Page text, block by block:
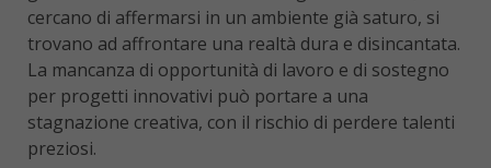
cercano di affermarsi in un ambiente già saturo, si
trovano ad affrontare una realtà dura e disincantata.
La mancanza di opportunità di lavoro e di sostegno
per progetti innovativi può portare a una
stagnazione creativa, con il rischio di perdere talenti
preziosi.